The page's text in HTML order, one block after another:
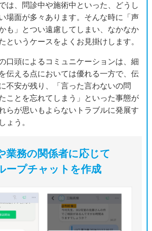
は、問診中や施術中といった、どうし
場面が多々あります。そんな時に「声
も」とつい遠慮してしまい、なかなか
というケースをよくお見掛けします。
口頭によるコミュニケーションは、細
伝える点においては優れる一方で、伝
不安が残り、「言った言わないの問
ことを忘れてしまう」といった事態が
らが思いもよらないトラブルに発展す
ょう。
業務の関係者に応じて
ープチャットを作成